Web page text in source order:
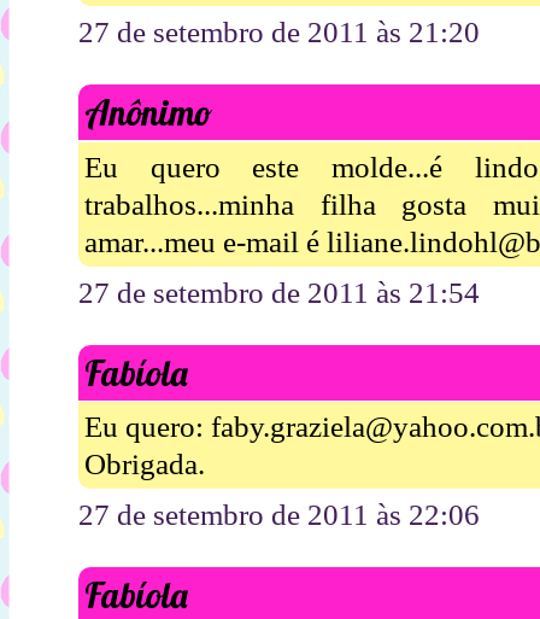
27 de setembro de 2011 às 21:20
Anônimo
Eu quero este molde...é
trabalhos...minha filha gosta
amar...meu e-mail é
27 de setembro de 2011 às 21:54
Fabíola
Eu quero:
Obrigada.
27 de setembro de 2011 às 22:06
Fabíola